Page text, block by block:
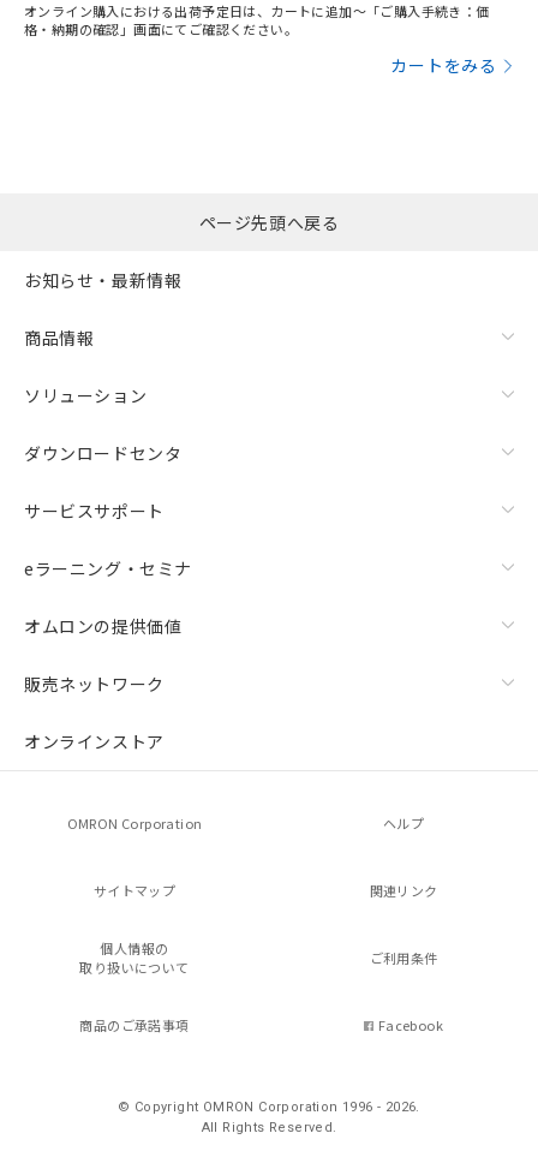
オンライン購入における出荷予定日は、カートに追加～「ご購入手続き：価
格・納期の確認」画面にてご確認ください。
カートをみる
ページ先頭へ戻る
お知らせ・最新情報
商品情報
ソリューション
ダウンロードセンタ
サービスサポート
eラーニング・セミナ
オムロンの提供価値
販売ネットワーク
オンラインストア
OMRON Corporation ヘルプ
サイトマップ 関連リンク
個人情報の
取り扱いについて
ご利用条件
商品のご承諾事項 Facebook
© Copyright OMRON Corporation 1996 - 2026.
All Rights Reserved.